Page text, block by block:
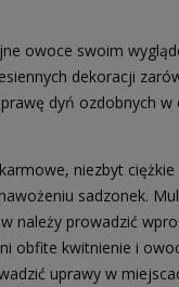
owoce swoim
dekoracji
dyń ozdobnych
niezbyt
sadzonek.
należy prowadzić
obfite kwitnienie i
uprawy w